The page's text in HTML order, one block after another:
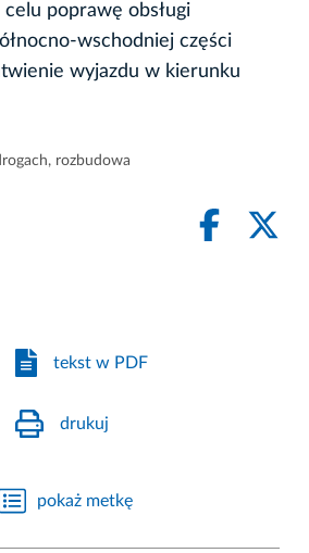
celu poprawę obsługi
wschodniej części
wyjazdu w kierunku
, rozbudowa
tekst w PDF
drukuj
pokaż metkę